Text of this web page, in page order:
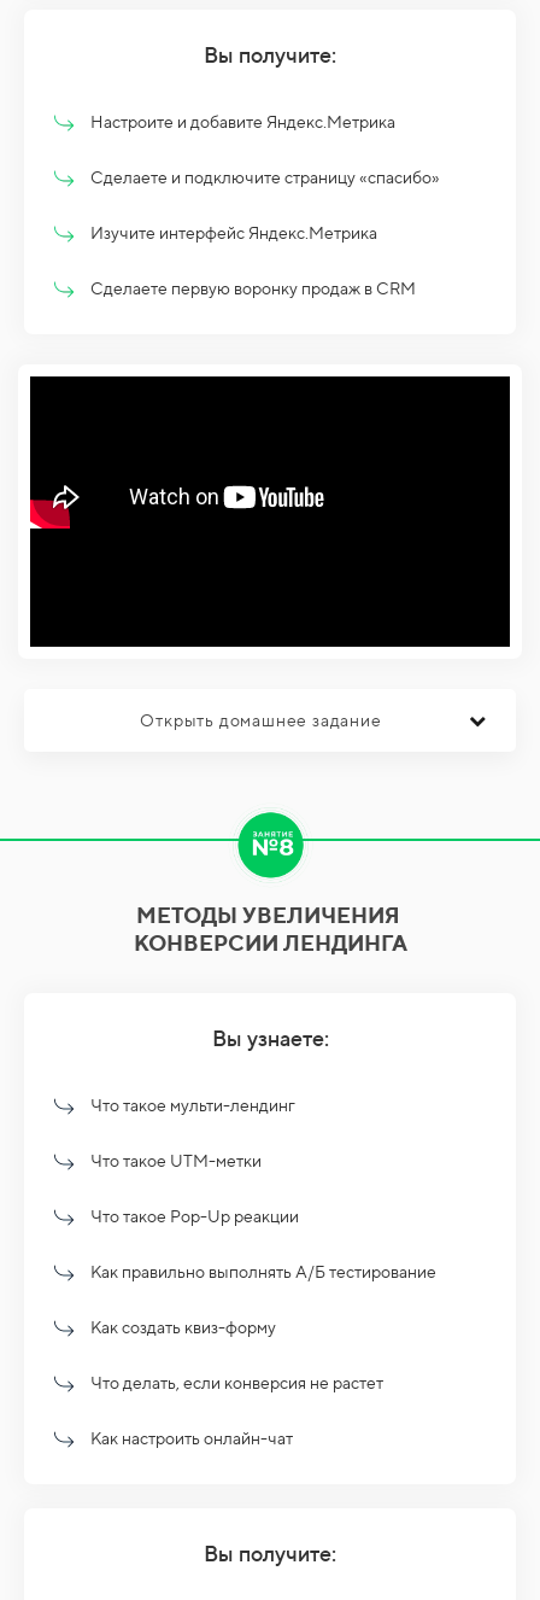
Вы получите:
Настроите и добавите Яндекс.Метрика
Сделаете и подключите страницу «спасибо»
Изучите интерфейс Яндекс.Метрика
Сделаете первую воронку продаж в CRM
Открыть домашнее задание
МЕТОДЫ УВЕЛИЧЕНИЯ
КОНВЕРСИИ ЛЕНДИНГА
Вы узнаете:
Что такое мульти-лендинг
Что такое UTM-метки
Что такое Pop-Up реакции
Как правильно выполнять А/Б тестирование
Как создать квиз-форму
Что делать, если конверсия не растет
Как настроить онлайн-чат
Вы получите: